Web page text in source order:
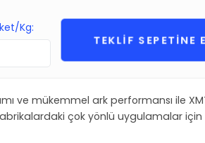
Kg:
TEKLİF SEPETİNE
ve mükemmel ark performansı ile
çok yönlü uygulamalar için